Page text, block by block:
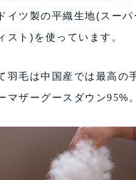
イツ製の平織生地(スーパ
スト)を使っています。
羽毛は中国産では最高の
マザーグースダウン95%。